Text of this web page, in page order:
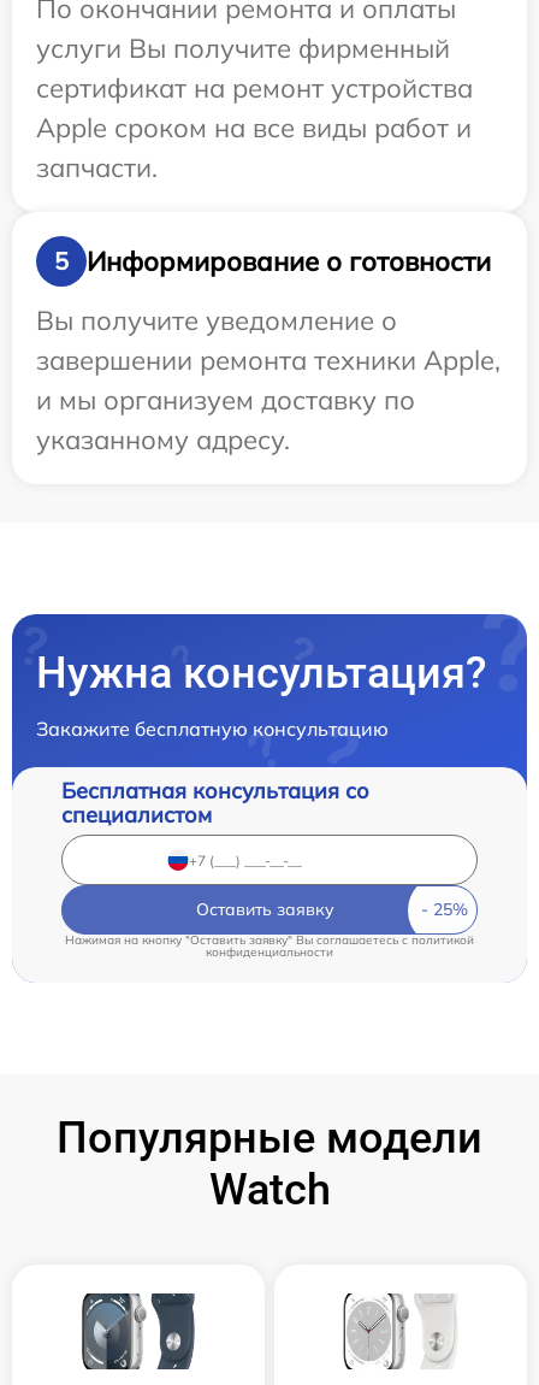
По окончании ремонта и оплаты
услуги Вы получите фирменный
сертификат на ремонт устройства
Apple сроком на все виды работ и
запчасти.
5
Информирование о готовности
Вы получите уведомление о
завершении ремонта техники Apple,
и мы организуем доставку по
указанному адресу.
Нужна консультация?
Закажите бесплатную консультацию
Бесплатная консультация со
специалистом
Оставить заявку
Нажимая на кнопку "Оставить заявку" Вы соглашаетесь cполитикой
конфиденциальности
Популярные модели
Watch